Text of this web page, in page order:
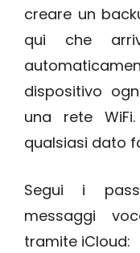
creare un
qui che
dispositivo
una rete
qualsiasi dato
Segui i
messaggi
tramite iCloud: